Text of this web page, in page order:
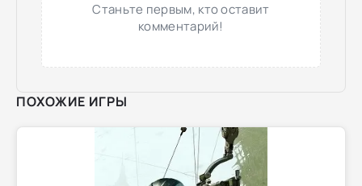
Станьте первым, кто оставит
комментарий!
ПОХОЖИЕ ИГРЫ